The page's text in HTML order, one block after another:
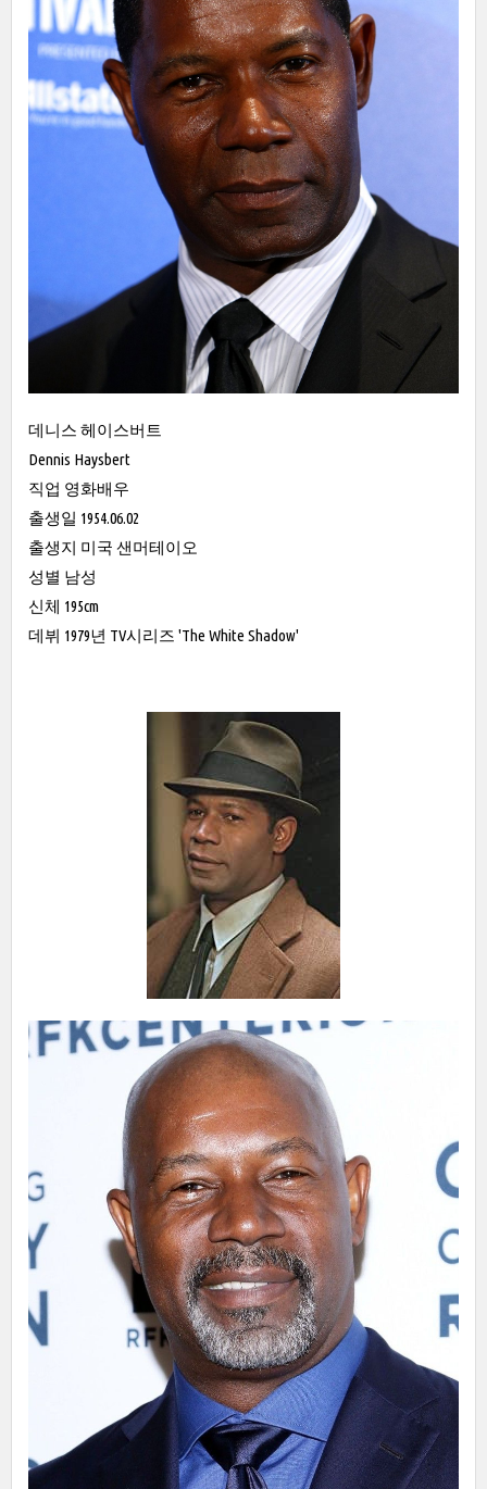
데니스 헤이스버트
Dennis Haysbert
직업 영화배우
출생일 1954.06.02
출생지 미국 샌머테이오
성별 남성
신체 195cm
데뷔 1979년 TV시리즈 'The White Shadow'